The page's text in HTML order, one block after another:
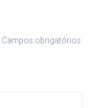
Campos obrigatórios